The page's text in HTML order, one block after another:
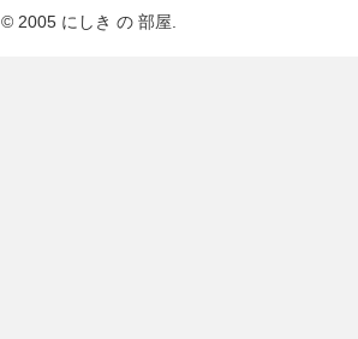
© 2005 にしき の 部屋.